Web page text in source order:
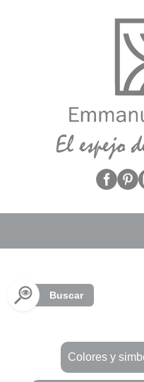
Buscar
Colores y